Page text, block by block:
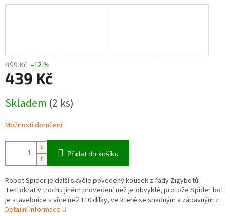
499 Kč –12 %
439 Kč
cena:
Skladem (2 ks)
Možnosti doručení
Přidat do košíku
Robot Spider je další skvěle povedený kousek z řady Zigybotů.
Tentokrát v trochu jiném provedení než je obvyklé, protože Spider bot
je stavebnice s více než 110 dílky, ve které se snadným a zábavným z
Detailní informace